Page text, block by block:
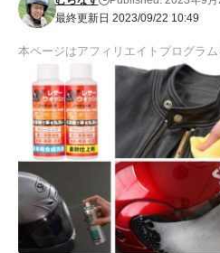
最終更新日 2023/09/22 10:49
本ページはアフィリエイトプログラム